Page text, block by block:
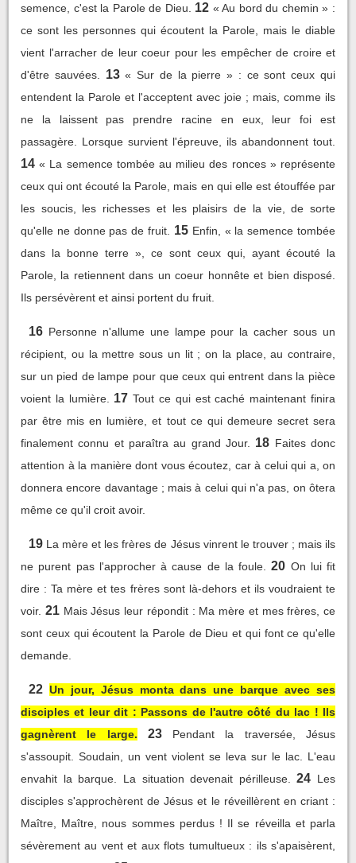
semence, c'est la Parole de Dieu.
12 « Au bord du chemin » :
ce sont les personnes qui écoutent la Parole, mais le diable
vient l'arracher de leur coeur pour les empêcher de croire et
d'être sauvées.
13 « Sur de la pierre » : ce sont ceux qui
entendent la Parole et l'acceptent avec joie ; mais, comme ils
ne la laissent pas prendre racine en eux, leur foi est
passagère. Lorsque survient l'épreuve, ils abandonnent tout.
14 « La semence tombée au milieu des ronces » représente
ceux qui ont écouté la Parole, mais en qui elle est étouffée par
les soucis, les richesses et les plaisirs de la vie, de sorte
qu'elle ne donne pas de fruit.
15 Enfin, « la semence tombée
dans la bonne terre », ce sont ceux qui, ayant écouté la
Parole, la retiennent dans un coeur honnête et bien disposé.
Ils persévèrent et ainsi portent du fruit.
16 Personne n'allume une lampe pour la cacher sous un
récipient, ou la mettre sous un lit ; on la place, au contraire,
sur un pied de lampe pour que ceux qui entrent dans la pièce
voient la lumière.
17 Tout ce qui est caché maintenant finira
par être mis en lumière, et tout ce qui demeure secret sera
finalement connu et paraîtra au grand Jour.
18 Faites donc
attention à la manière dont vous écoutez, car à celui qui a, on
donnera encore davantage ; mais à celui qui n'a pas, on ôtera
même ce qu'il croit avoir.
19 La mère et les frères de Jésus vinrent le trouver ; mais ils
ne purent pas l'approcher à cause de la foule.
20 On lui fit
dire : Ta mère et tes frères sont là-dehors et ils voudraient te
voir. 21 Mais Jésus leur répondit : Ma mère et mes frères, ce
sont ceux qui écoutent la Parole de Dieu et qui font ce qu'elle
demande.
22 Un jour, Jésus monta dans une barque avec ses
disciples et leur dit : Passons de l'autre côté du lac ! Ils
gagnèrent le large.
23
Pendant la traversée, Jésus
s'assoupit. Soudain, un vent violent se leva sur le lac. L'eau
envahit la barque. La situation devenait périlleuse.
24 Les
disciples s'approchèrent de Jésus et le réveillèrent en criant :
Maître, Maître, nous sommes perdus ! Il se réveilla et parla
sévèrement au vent et aux flots tumultueux : ils s'apaisèrent,